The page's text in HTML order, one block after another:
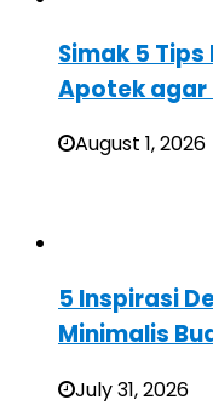
Simak 5
Apotek agar
August 1, 2026
5 Inspirasi
Minimalis
July 31, 2026